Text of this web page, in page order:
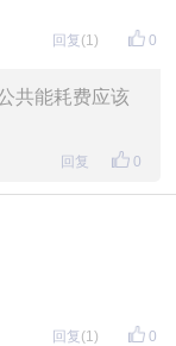
0
回复 (1)
共能耗费应该
0
回复
0
回复 (1)